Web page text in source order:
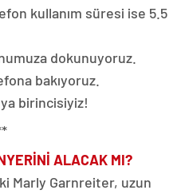
kullanım süresi ise 5.5
dokunuyoruz.
bakıyoruz.
birincisiyiz!
YERİNİ ALACAK MI?
Marly Garnreiter, uzun